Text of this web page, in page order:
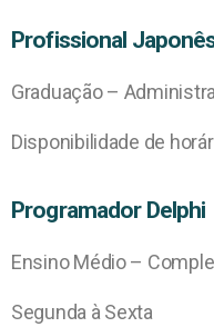
Profissional
Graduação –
Disponibilidade de
Programador Delphi
Ensino Médio –
Segunda à Sexta